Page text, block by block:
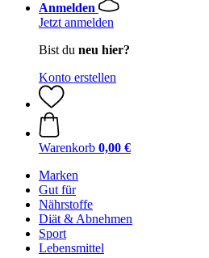
Anmelden
Jetzt anmelden
Bist du neu hier?
Konto erstellen
Warenkorb 0,00 €
Marken
Gut für
Nährstoffe
Diät & Abnehmen
Sport
Lebensmittel